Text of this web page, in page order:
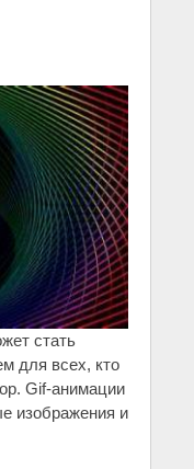
стать
для всех, кто
Gif-анимации
изображения и